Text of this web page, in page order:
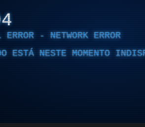
- NETWORK ERROR
ESTÁ NESTE MOMENTO